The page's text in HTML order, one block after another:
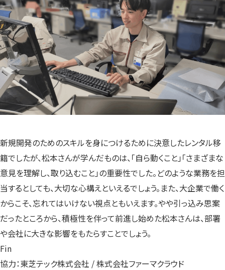
新規開発のためのスキルを身につけるために決意したレンタル移
籍でしたが、松本さんが学んだものは、「自ら動くこと」「さまざまな
意見を理解し、取り込むこと」の重要性でした。どのような業務を担
当するとしても、大切な心構えといえるでしょう。また、大企業で働く
からこそ、忘れてはいけない視点ともいえます。やや引っ込み思案
だったところから、積極性を伴って前進し始めた松本さんは、部署
や会社に大きな影響をもたらすことでしょう。
Fin
協力：東芝テック株式会社 / 株式会社ファーマクラウド